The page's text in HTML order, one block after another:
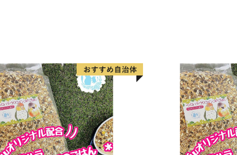
※本市では、いかなる理由があっても、お申込
（キャンセル）及び寄附金の返金は致しかねま
い。